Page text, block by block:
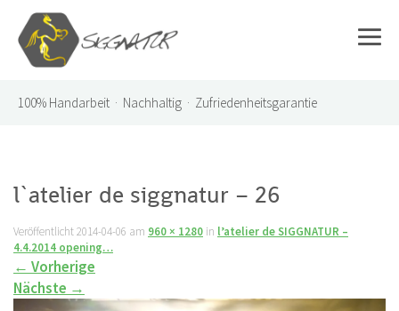
100% Handarbeit · Nachhaltig · Zufriedenheitsgarantie
l`atelier de siggnatur – 26
Veröffentlicht2014-04-06 am 960 × 1280 in l’atelier de SIGGNATUR –
4.4.2014 opening…
← Vorherige
Nächste →